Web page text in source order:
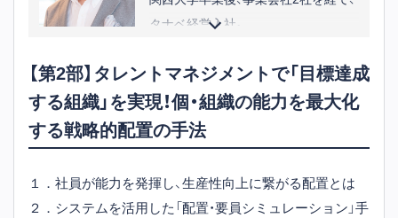
タナベ経営入社。
導し、全社年間契約額No.1を2年連続
で受賞。
その後、富士ゼロックス関連会社にて
人事企画に従事。2016年より現職。
【第2部】タレントマネジメントで「目標達成
する組織」を実現！個・組織の能力を最大化
する戦略的配置の手法
１．社員が能力を発揮し、生産性向上に繋がる配置とは
２．システムを活用した「配置・要員シミュレーション」手